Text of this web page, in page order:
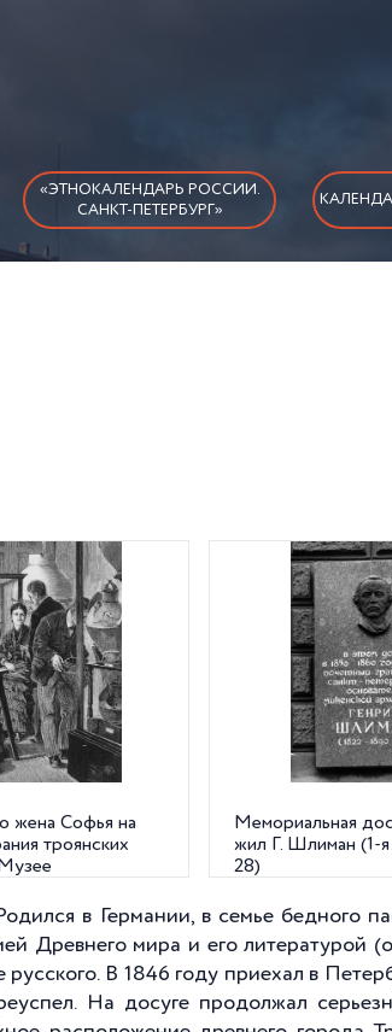
«ЭТНОКАЛЕНДАРЬ РОССИИ.
САНКТ-ПЕТЕРБУРГ»
жена Софья на
троянских
Мемориальная
жил Г. Шлиман (1-
28)
в Германии, в семье бедного
Древнего мира и его литературой
В 1846 году приехал в
На досуге продолжал